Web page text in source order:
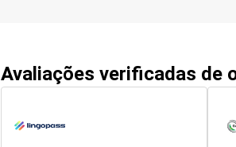
Avaliações verificadas de